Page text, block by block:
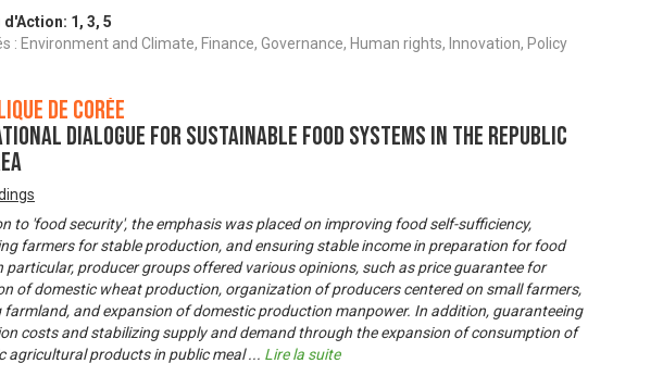
d'Action: 1 , 3, 5
: Environment and Climate, Finance, Governance, Human rights, Innovation, Policy
de Corée
Dialogue for Sustainable Food Systems in the Republic
to 'food security', the emphasis was placed on improving food self-sufficiency,
farmers for stable production, and ensuring stable income in preparation for food
particular, producer groups offered various opinions, such as price guarantee for
of domestic wheat production, organization of producers centered on small farmers,
farmland, and expansion of domestic production manpower. In addition, guaranteeing
costs and stabilizing supply and demand through the expansion of consumption of
agricultural products in public meal... Lire la suite